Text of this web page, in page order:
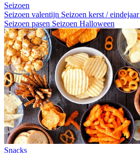
Seizoen
Seizoen valentijn Seizoen kerst / eindejaar
Seizoen pasen Seizoen Halloween
Snacks